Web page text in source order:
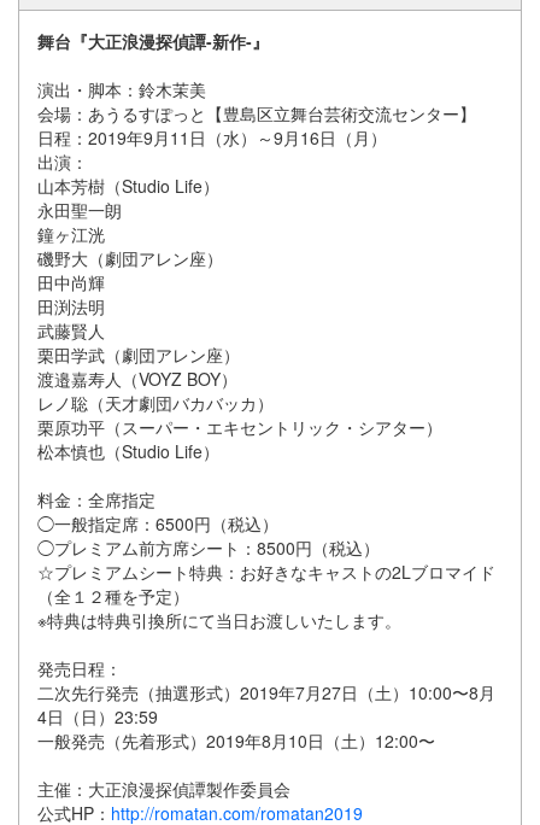
舞台『大正浪漫探偵譚-新作-』
演出・脚本：鈴木茉美
会場：あうるすぽっと【豊島区立舞台芸術交流センター】
日程：2019年9月11日（水）～9月16日（月）
出演：
山本芳樹（Studio Life）
永田聖一朗
鐘ヶ江洸
磯野大（劇団アレン座）
田中尚輝
田渕法明
武藤賢人
栗田学武（劇団アレン座）
渡邉嘉寿人（VOYZ BOY）
レノ聡（天才劇団バカバッカ）
栗原功平（スーパー・エキセントリック・シアター）
松本慎也（Studio Life）
料金：全席指定
◯一般指定席：6500円（税込）
◯プレミアム前方席シート：8500円（税込）
☆プレミアムシート特典：お好きなキャストの2Lブロマイド
（全１２種を予定）
※特典は特典引換所にて当日お渡しいたします。
発売日程：
二次先行発売（抽選形式）2019年7月27日（土）10:00〜8月
4日（日）23:59
一般発売（先着形式）2019年8月10日（土）12:00〜
主催：大正浪漫探偵譚製作委員会
公式HP： http://romatan.com/romatan2019